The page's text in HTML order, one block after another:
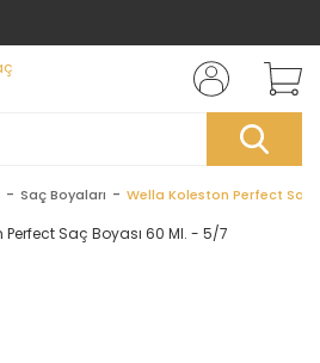
Saç Boyaları Wella Koleston Perfect Saç